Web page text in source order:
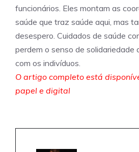
funcionários. Eles montam as
saúde que traz saúde aqui, mas
desespero. Cuidados de saúde
perdem o senso de solidariedade
com os indivíduos.
O artigo completo está
papel e digital